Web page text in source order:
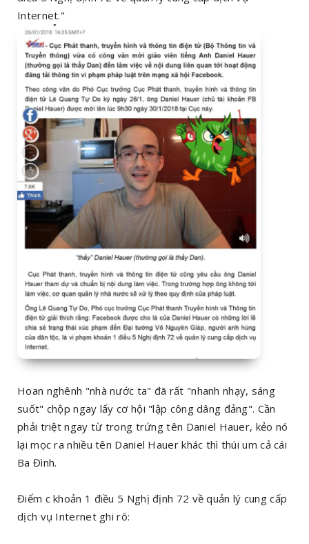
Internet."
Hoan nghênh "nhà nước ta" đã rất "nhanh nhạy, sáng
suốt" chộp ngay lấy cơ hội "lập công dâng đảng". Cần
phải triệt ngay từ trong trứng tên Daniel Hauer, kẻo nó
lại mọc ra nhiều tên Daniel Hauer khác thì thúi um cả cái
Ba Đình.
Điểm c khoản 1 điều 5 Nghị định 72 về quản lý cung cấp
dịch vụ Internet ghi rõ: